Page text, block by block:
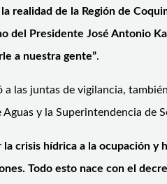
realidad de la Región de
del Presidente José Antonio
a nuestra gente”.
a las juntas de vigilancia,
y la Superintendencia de
la crisis hídrica a la ocupación
Todo esto nace con el